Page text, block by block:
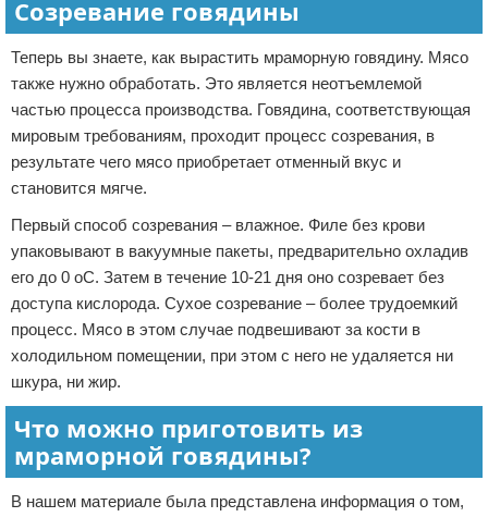
Созревание говядины
Теперь вы знаете, как вырастить мраморную говядину. Мясо
также нужно обработать. Это является неотъемлемой
частью процесса производства. Говядина, соответствующая
мировым требованиям, проходит процесс созревания, в
результате чего мясо приобретает отменный вкус и
становится мягче.
Первый способ созревания – влажное. Филе без крови
упаковывают в вакуумные пакеты, предварительно охладив
его до 0 оС. Затем в течение 10-21 дня оно созревает без
доступа кислорода. Сухое созревание – более трудоемкий
процесс. Мясо в этом случае подвешивают за кости в
холодильном помещении, при этом с него не удаляется ни
шкура, ни жир.
Что можно приготовить из
мраморной говядины?
В нашем материале была представлена информация о том,